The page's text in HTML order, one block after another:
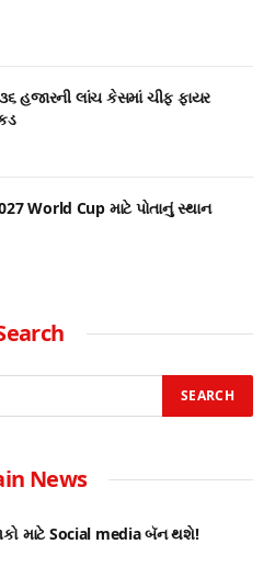
હજારની લાંચ કેસમાં ચીફ ફાયર
World Cup માટે પોતાનું સ્થાન
News
માટે Social media બૅન થશે!